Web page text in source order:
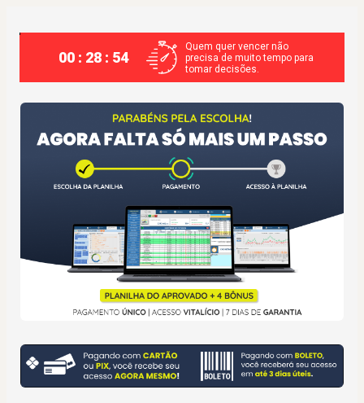
00 : 28 : 53
Quem quer vencer não
precisa de muito tempo para
tomar decisões.